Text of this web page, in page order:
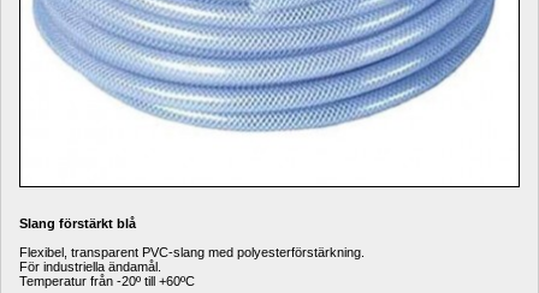
Slang förstärkt blå
Flexibel, transparent PVC-slang med polyesterförstärkning.
För industriella ändamål.
Temperatur från -20º till +60ºC